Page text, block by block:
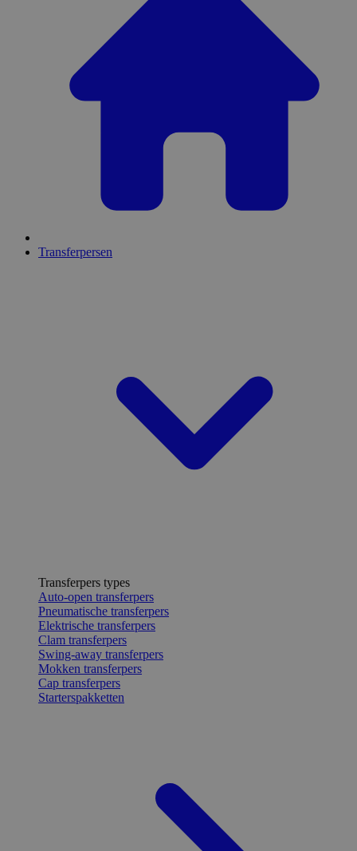
Transferpersen
Transferpers types
Auto-open transferpers
Pneumatische transferpers
Elektrische transferpers
Clam transferpers
Swing-away transferpers
Mokken transferpers
Cap transferpers
Starterspakketten